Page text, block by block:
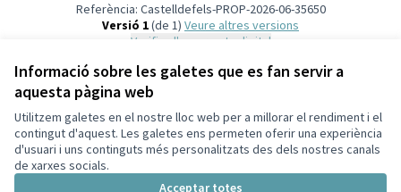
Informació sobre les galetes que es fan servir a
aquesta pàgina web
Utilitzem galetes en el nostre lloc web per a millorar el rendiment i el
contingut d'aquest. Les galetes ens permeten oferir una experiència
d'usuari i uns continguts més personalitzats des dels nostres canals
de xarxes socials.
Acceptar totes
Referència: Castelldefels-PROP-2026-06-35650
Versió 1(de 1)
veure altres versions
Verifica l'empremta digital
Termes i condicions d'ús
Configuració de les galetes
Ajuntament de Castelldefels a X
(Enllaç extern)
Ajuntament de Castelldefels a Facebook
(Enllaç extern)
Ajuntament de Castelldefels a Instagram
(Enllaç extern)
Ajuntament de Castelldefels a YouTube
(Enllaç extern)
Triar la llenguaElegir el idioma